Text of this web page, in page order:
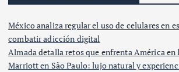
México analiza regular el uso de celulares en
combatir adicción digital
Almada detalla retos que enfrenta América en
Marriott en São Paulo: lujo natural y